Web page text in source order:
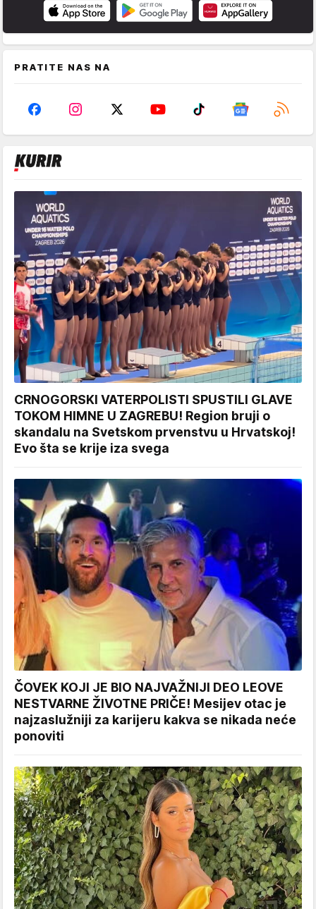
PRATITE NAS NA
CRNOGORSKI VATERPOLISTI SPUSTILI GLAVE
TOKOM HIMNE U ZAGREBU! Region bruji o
skandalu na Svetskom prvenstvu u Hrvatskoj!
Evo šta se krije iza svega
ČOVEK KOJI JE BIO NAJVAŽNIJI DEO LEOVE
NESTVARNE ŽIVOTNE PRIČE! Mesijev otac je
najzaslužniji za karijeru kakva se nikada neće
ponoviti